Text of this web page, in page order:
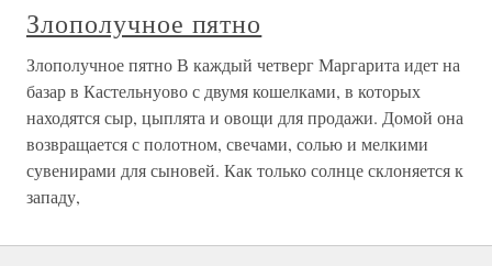
Злополучное пятно
Злополучное пятно В каждый четверг Маргарита идет на
базар в Кастельнуово с двумя кошелками, в которых
находятся сыр, цыплята и овощи для продажи. Домой она
возвращается с полотном, свечами, солью и мелкими
сувенирами для сыновей. Как только солнце склоняется к
западу,